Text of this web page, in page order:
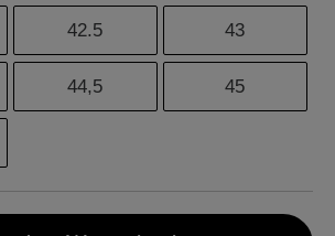
42.5 43
44,5 45